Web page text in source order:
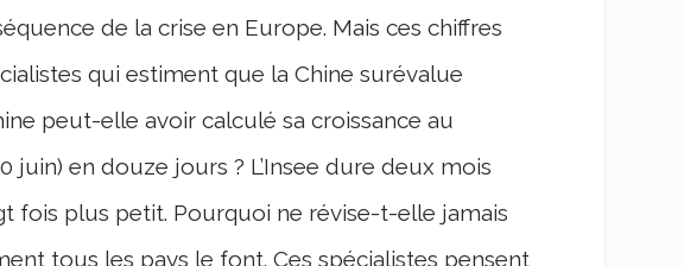
de la crise en Europe. Mais ces chiffres
qui estiment que la Chine surévalue
peut-elle avoir calculé sa croissance au
juin) en douze jours ? L’Insee dure deux mois
fois plus petit. Pourquoi ne révise-t-elle jamais
tous les pays le font. Ces spécialistes pensent